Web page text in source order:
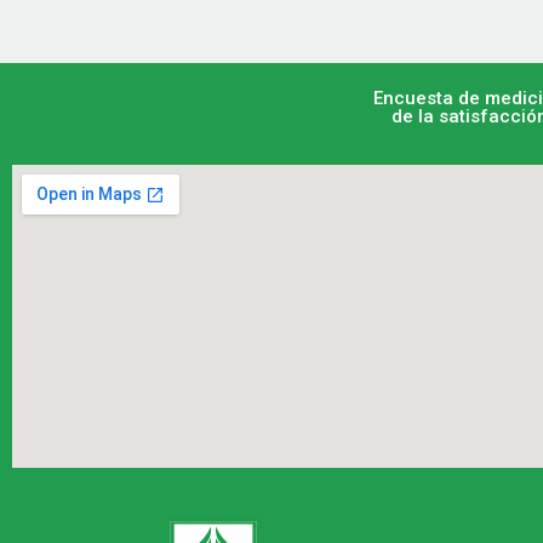
Encuesta de
de la